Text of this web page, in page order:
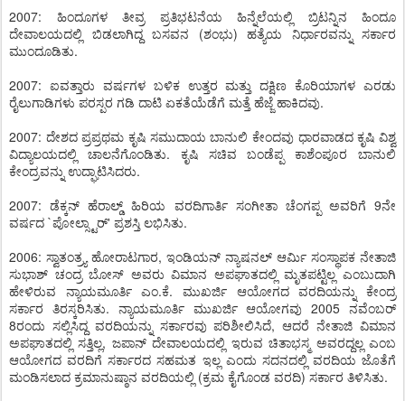
2007: ಹಿಂದೂಗಳ ತೀವ್ರ ಪ್ರತಿಭಟನೆಯ ಹಿನ್ನೆಲೆಯಲ್ಲಿ ಬ್ರಿಟನ್ನಿನ ಹಿಂದೂ
ದೇವಾಲಯದಲ್ಲಿ ಬಿಡಲಾಗಿದ್ದ ಬಸವನ (ಶಂಭು) ಹತ್ಯೆಯ ನಿರ್ಧಾರವನ್ನು ಸರ್ಕಾರ
ಮುಂದೂಡಿತು.
2007: ಐವತ್ತಾರು ವರ್ಷಗಳ ಬಳಿಕ ಉತ್ತರ ಮತ್ತು ದಕ್ಷಿಣ ಕೊರಿಯಾಗಳ ಎರಡು
ರೈಲುಗಾಡಿಗಳು ಪರಸ್ಪರ ಗಡಿ ದಾಟಿ ಏಕತೆಯೆಡೆಗೆ ಮತ್ತೆ ಹೆಜ್ಜೆ ಹಾಕಿದವು.
2007: ದೇಶದ ಪ್ರಪ್ರಥಮ ಕೃಷಿ ಸಮುದಾಯ ಬಾನುಲಿ ಕೇಂದವು ಧಾರವಾಡದ ಕೃಷಿ ವಿಶ್ವ
ವಿದ್ಯಾಲಯದಲ್ಲಿ ಚಾಲನೆಗೊಂಡಿತು. ಕೃಷಿ ಸಚಿವ ಬಂಡೆಪ್ಪ ಕಾಶೆಂಪೂರ ಬಾನುಲಿ
ಕೇಂದ್ರವನ್ನು ಉದ್ಘಾಟಿಸಿದರು.
2007: ಡೆಕ್ಕನ್ ಹೆರಾಲ್ಡ್ ಹಿರಿಯ ವರದಿಗಾರ್ತಿ ಸಂಗೀತಾ ಚೆಂಗಪ್ಪ ಅವರಿಗೆ 9ನೇ
ವರ್ಷದ `ಪೋಲ್ಸ್ಟಾರ್' ಪ್ರಶಸ್ತಿ ಲಭಿಸಿತು.
2006: ಸ್ವಾತಂತ್ರ್ಯ ಹೋರಾಟಗಾರ, ಇಂಡಿಯನ್ ನ್ಯಾಷನಲ್ ಆರ್ಮಿ ಸಂಸ್ಥಾಪಕ ನೇತಾಜಿ
ಸುಭಾಶ್ ಚಂದ್ರ ಬೋಸ್ ಅವರು ವಿಮಾನ ಅಪಘಾತದಲ್ಲಿ ಮೃತಪಟ್ಟಿಲ್ಲ ಎಂಬುದಾಗಿ
ಹೇಳಿರುವ ನ್ಯಾಯಮೂರ್ತಿ ಎಂ.ಕೆ. ಮುಖರ್ಜಿ ಆಯೋಗದ ವರದಿಯನ್ನು ಕೇಂದ್ರ
ಸರ್ಕಾರ ತಿರಸ್ಕರಿಸಿತು. ನ್ಯಾಯಮೂರ್ತಿ ಮುಖರ್ಜಿ ಆಯೋಗವು 2005 ನವೆಂಬರ್
8ರಂದು ಸಲ್ಲಿಸಿದ್ದ ವರದಿಯನ್ನು ಸರ್ಕಾರವು ಪರಿಶೀಲಿಸಿದೆ, ಆದರೆ ನೇತಾಜಿ ವಿಮಾನ
ಅಪಘಾತದಲ್ಲಿ ಸತ್ತಿಲ್ಲ, ಜಪಾನ್ ದೇವಾಲಯದಲ್ಲಿ ಇರುವ ಚಿತಾಭಸ್ಮ ಅವರದ್ದಲ್ಲ ಎಂಬ
ಆಯೋಗದ ವರದಿಗೆ ಸರ್ಕಾರದ ಸಹಮತ ಇಲ್ಲ ಎಂದು ಸದನದಲ್ಲಿ ವರದಿಯ ಜೊತೆಗೆ
ಮಂಡಿಸಲಾದ ಕ್ರಮಾನುಷ್ಠಾನ ವರದಿಯಲ್ಲಿ (ಕ್ರಮ ಕೈಗೊಂಡ ವರದಿ) ಸರ್ಕಾರ ತಿಳಿಸಿತು.